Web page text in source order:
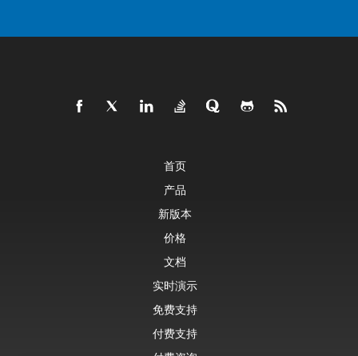
首页
产品
新版本
价格
文档
实时演示
免费支持
付费支持